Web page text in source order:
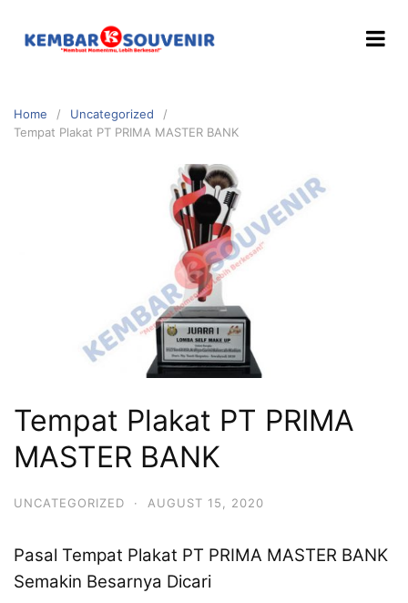
Home
Uncategorized
Tempat Plakat PT PRIMA MASTER BANK
Tempat Plakat PT PRIMA
MASTER BANK
UNCATEGORIZED · AUGUST 15, 2020
Pasal Tempat Plakat PT PRIMA MASTER BANK
Semakin Besarnya Dicari